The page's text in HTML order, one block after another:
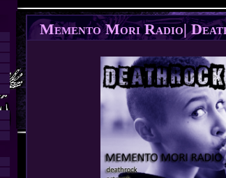
Jump
Memento Mori Radio|